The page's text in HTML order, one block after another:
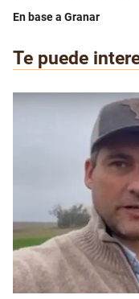
En base a Granar
Te puede